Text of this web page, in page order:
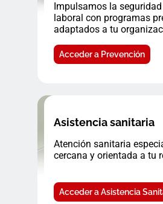
Impulsamos la
laboral con programas
adaptados a tu
Acceder a Prevención
Asistencia sanitaria
Atención sanitaria
cercana y orientada a tu
Acceder a Asistencia